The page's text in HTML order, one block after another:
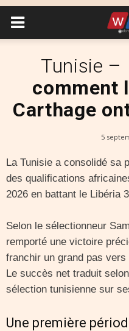
Tunisie –
comment
Carthage
5
La Tunisie a consolidé sa
des qualifications
2026 en battant le Libéria
Selon le sélectionneur
remporté une victoire
franchir un grand pas
Le succès net traduit
sélection tunisienne sur
Une première